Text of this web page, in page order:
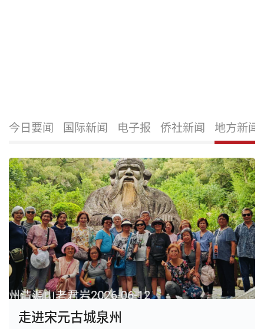
今日要闻 国际新闻 电子报 侨社新闻 地方新闻
走进宋元古城泉州